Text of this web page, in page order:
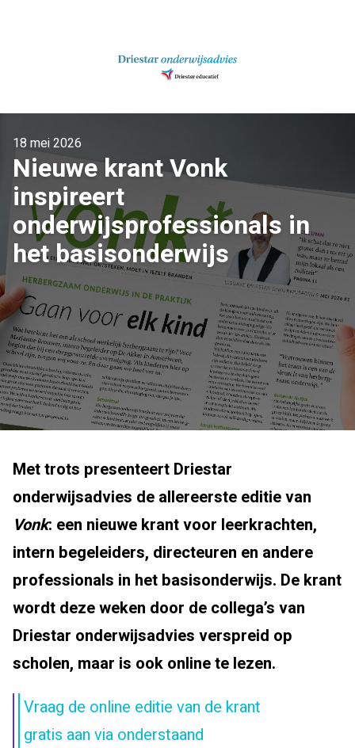
18 mei 2026
Nieuwe krant Vonk
inspireert
onderwijsprofessionals in
het basisonderwijs
Met trots presenteert Driestar
onderwijsadvies de allereerste editie van
Vonk: een nieuwe krant voor leerkrachten,
intern begeleiders, directeuren en andere
professionals in het basisonderwijs. De krant
wordt deze weken door de collega’s van
Driestar onderwijsadvies verspreid op
scholen, maar is ook online te lezen.
Vraag de online editie van de krant
gratis aan via onderstaand